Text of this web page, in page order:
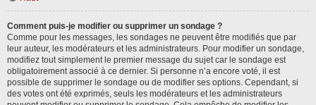
Comment puis-je modifier ou supprimer un sondage ?
Comme pour les messages, les sondages ne peuvent être modifiés que par
leur auteur, les modérateurs et les administrateurs. Pour modifier un sondage,
modifiez tout simplement le premier message du sujet car le sondage est
obligatoirement associé à ce dernier. Si personne n’a encore voté, il est
possible de supprimer le sondage ou de modifier ses options. Cependant, si
des votes ont été exprimés, seuls les modérateurs et les administrateurs